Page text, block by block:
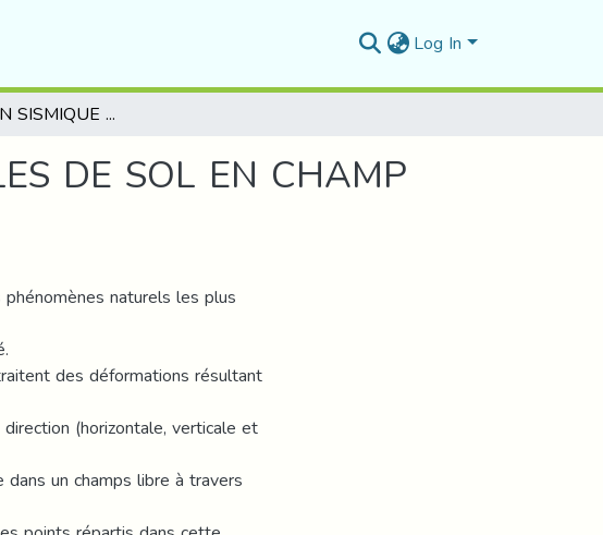
Log In
SIMULATION SISMIQUE DANS LES PROFILES DE SOL EN CHAMP LIBRE
DE SOL EN CHAMP
naturels les plus
des déformations résultant
(horizontale, verticale et
un champs libre à travers